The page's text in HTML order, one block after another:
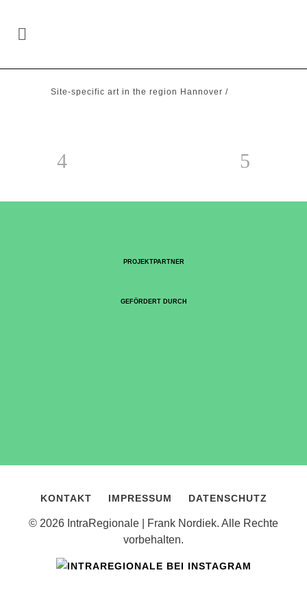
Site-specific art in the region Hannover /
PROJEKTPARTNER
GEFÖRDERT DURCH
KONTAKT IMPRESSUM DATENSCHUTZ
© 2026 IntraRegionale | Frank Nordiek. Alle Rechte
vorbehalten.